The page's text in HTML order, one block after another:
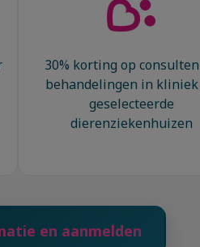
30% korting op
behandelingen in kliniek
geselecteerde
dierenziekenhuizen
en aanmelden